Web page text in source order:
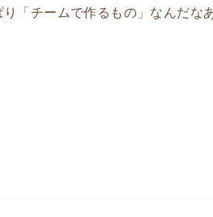
「チームで作るもの」なんだな